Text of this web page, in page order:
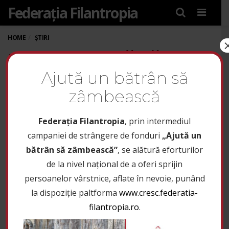
Menu
Federația Filantropia
HOME ȘTIRI
PROIECTUL „SĂNĂTATE
LA UN CLICK
DISTANȚĂ!” SE EXTINDE
ȘI ÎN JUDEȚUL BACĂU
22 iunie 2020
Parteneriatul Fundației de Ajutor Medical ”Profilaxis”
cu Fundația Filantropia Timișoara și Federația
Ajută un bătrân să
zâmbească
Federaţia Filantropia, prin intermediul
campaniei de strângere de fonduri „Ajută un
bătrân să zâmbească”, se alătură eforturilor
de la nivel național de a oferi sprijin
persoanelor vârstnice, aflate în nevoie, punând
la dispoziție paltforma www.cresc.federatia-
filantropia.ro.